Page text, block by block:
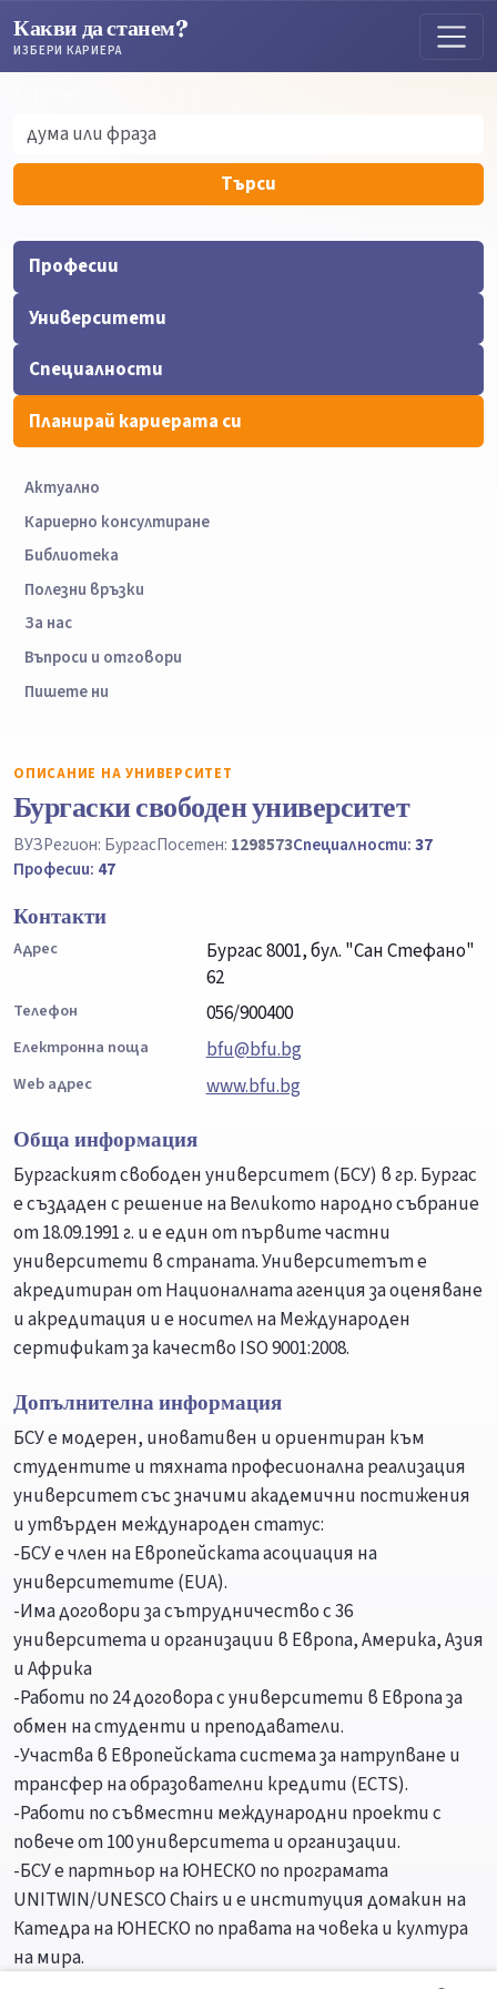
Какви да станем?
ИЗБЕРИ КАРИЕРА
Търси
Професии
Университети
Специалности
Планирай кариерата си
Актуално
Кариерно консултиране
Библиотека
Полезни връзки
За нас
Въпроси и отговори
Пишете ни
ОПИСАНИЕ НА УНИВЕРСИТЕТ
Бургаски свободен университет
ВУЗРегион: БургасПосетен: 1298573Специалности:37
Професии: 47
Контакти
Адрес
Бургас 8001, бул. "Сан Стефано"
62
Телефон 056/900400
Електронна поща bfu@bfu.bg
Web адрес
www.bfu.bg
Обща информация
Бургаският свободен университет (БСУ) в гр. Бургас
е създаден с решение на Великото народно събрание
от 18.09.1991 г. и е един от първите частни
университети в страната. Университетът е
акредитиран от Националната агенция за оценяване
и акредитация и е носител на Международен
сертификат за качество ISO 9001:2008.
Допълнителна информация
БСУ е модерен, иновативен и ориентиран към
студентите и тяхната професионална реализация
университет със значими академични постижения
и утвърден международен статус:
-БСУ е член на Европейската асоциация на
университетите (ЕUA).
-Има договори за сътрудничество с 36
университета и организации в Европа, Америка, Азия
и Африка
-Работи по 24 договора с университети в Европа за
обмен на студенти и преподаватели.
-Участва в Европейската система за натрупване и
трансфер на образователни кредити (ЕCTS).
-Работи по съвместни международни проекти с
повече от 100 университета и организации.
-БСУ е партньор на ЮНЕСКО по програмата
UNITWIN/UNESCO Chairs и e институция домакин на
Катедра на ЮНЕСКО по правата на човека и култура
на мира.